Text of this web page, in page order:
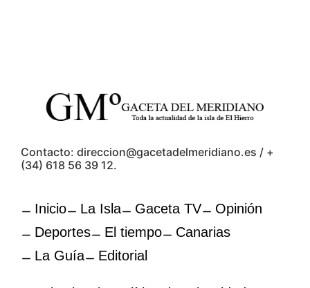
Contacto: direccion@gacetadelmeridiano.es / +
(34) 618 56 39 12.
Inicio La Isla Gaceta TV
Opinión
Deportes
El tiempo
Canarias
La Guía
Editorial